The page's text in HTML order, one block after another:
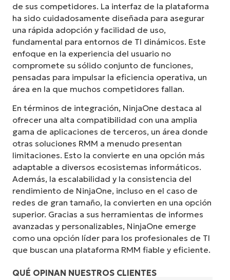
de sus competidores. La interfaz de la plataforma
ha sido cuidadosamente diseñada para asegurar
una rápida adopción y facilidad de uso,
fundamental para entornos de TI dinámicos. Este
enfoque en la experiencia del usuario no
compromete su sólido conjunto de funciones,
pensadas para impulsar la eficiencia operativa, un
área en la que muchos competidores fallan.
En términos de integración, NinjaOne destaca al
ofrecer una alta compatibilidad con una amplia
gama de aplicaciones de terceros, un área donde
otras soluciones RMM a menudo presentan
limitaciones. Esto la convierte en una opción más
adaptable a diversos ecosistemas informáticos.
Además, la escalabilidad y la consistencia del
rendimiento de NinjaOne, incluso en el caso de
redes de gran tamaño, la convierten en una opción
superior. Gracias a sus herramientas de informes
avanzadas y personalizables, NinjaOne emerge
como una opción líder para los profesionales de TI
que buscan una plataforma RMM fiable y eficiente.
QUÉ OPINAN NUESTROS CLIENTES